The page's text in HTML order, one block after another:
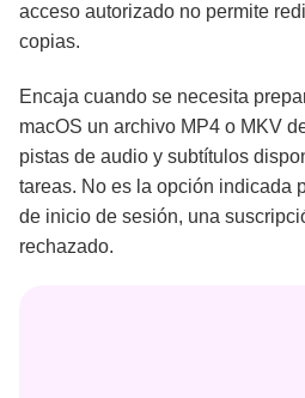
acceso autorizado no permite
copias.
Encaja cuando se necesita
macOS un archivo MP4 o MKV
pistas de audio y subtítulos
tareas. No es la opción indicada
de inicio de sesión, una
rechazado.